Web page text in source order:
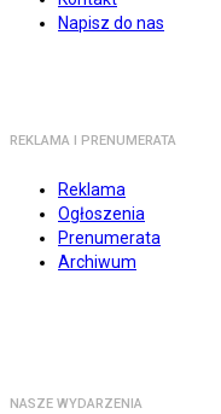
Napisz do nas
REKLAMA I PRENUMERATA
Reklama
Ogłoszenia
Prenumerata
Archiwum
NASZE WYDARZENIA